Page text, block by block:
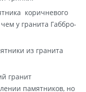
коричневого
у гранита Габбро-
из гранита
гранит
памятников, но